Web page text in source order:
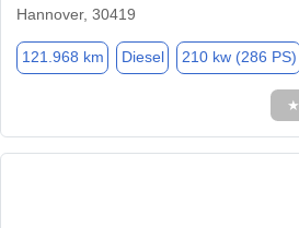
Hannover, 30419
121.968 km Diesel 210 kw (286 PS)
★